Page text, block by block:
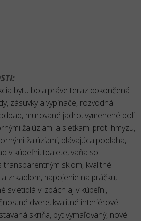
bytu bola práve teraz dokončená -
zásuvky a vypínače, rozvodná
murované jadro, vymenené boli
žalúziami a sieťkami proti hmyzu,
žalúziami, plávajúca podlaha,
v kúpeľni, toalete, vaňa so
sklom, kvalitné
zrkadlom, napojenie na práčku,
svietidlá v izbách aj v kúpeľni,
dvere, kvalitné interiérové
skriňa, byt vymaľovaný, nové